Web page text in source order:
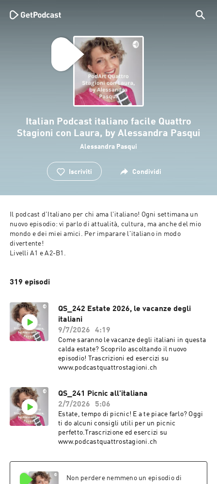
Italian Podcast italiano facile Quattro
Stagioni con Laura, by Alessandra Pasqui
Alessandra Pasqui
Iscriviti Condividi
Il podcast d'Italiano per chi ama l'italiano! Ogni settimana un
nuovo episodio: vi parlo di attualità, cultura, ma anche del mio
mondo e dei miei amici. Per imparare l'italiano in modo
divertente!
Livelli A1 e A2-B1.
319 episodi
QS_242 Estate 2026, le vacanze degli
italiani
9/7/2026
4:19
Come saranno le vacanze degli italiani in questa
calda estate? Scoprilo ascoltando il nuovo
episodio! Trascrizioni ed esercizi su
www.podcastquattrostagioni.ch
QS_241 Picnic all'italiana
2/7/2026
5:06
Estate, tempo di picnic! E a te piace farlo? Oggi
ti do alcuni consigli utili per un picnic
perfetto.Trascrizione ed esercizi su
www.podcastquattrostagioni.ch
Non perdere nemmeno un episodio di